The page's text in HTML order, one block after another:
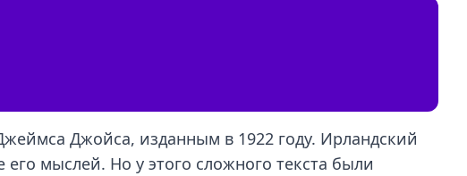
Джойса, изданным в 1922 году. Ирландский
мыслей. Но у этого сложного текста были